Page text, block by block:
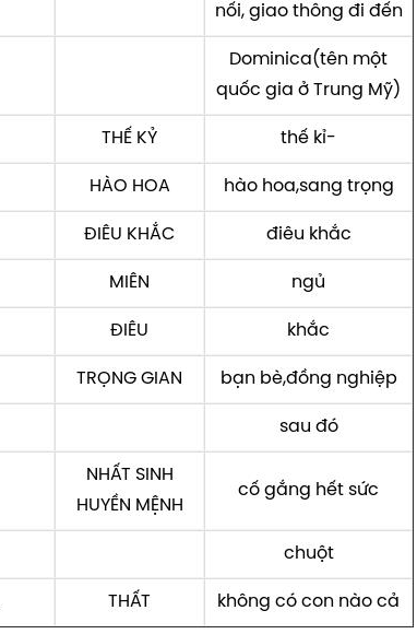
nối, giao thông đi đến
Dominica(tên một
quốc gia ở Trung Mỹ)
THẾ KỶ thế kỉ-
HÀO HOA hào hoa,sang trọng
ĐIÊU KHẮC điêu khắc
MIÊN ngủ
ĐIÊU khắc
TRỌNG GIAN bạn bè,đồng nghiệp
sau đó
NHẤT SINH
HUYỀN MỆNH
cố gắng hết sức
chuột
THẤT không có con nào cả